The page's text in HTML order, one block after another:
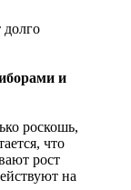
долго
и
роскошь,
что
рост
на